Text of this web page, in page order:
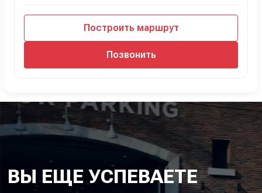
Построить маршрут
Позвонить
ВЫ ЕЩЕ УСПЕВАЕТЕ